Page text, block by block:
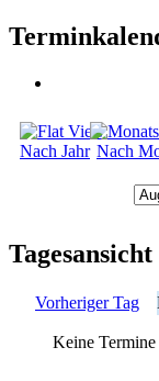
Nach Jahr Nach
Tagesansicht
Vorheriger Tag
Keine Termine